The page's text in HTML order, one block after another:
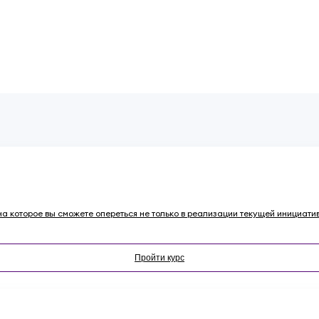
которое вы сможете опереться не только в реализации текущей
Пройти курс